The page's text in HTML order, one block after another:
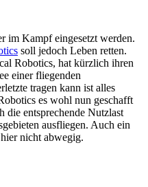
im Kampf eingesetzt werden.
soll jedoch Leben retten.
Robotics, hat kürzlich ihren
einer fliegenden
tragen kann ist alles
es wohl nun geschafft
die entsprechende Nutzlast
ausfliegen. Auch ein
nicht abwegig.